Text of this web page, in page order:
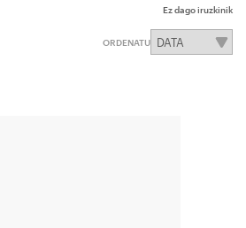
Ez dago iruzkinik
ORDENATU